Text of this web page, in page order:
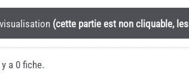
(cette partie est non cliquable,